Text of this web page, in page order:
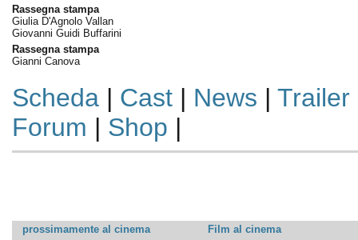
Rassegna stampa
Giulia D'Agnolo Vallan
Giovanni Guidi Buffarini
Rassegna stampa
Gianni Canova
Scheda| Cast| News | Trailer
Forum | Shop |
prossimamente al cinema
Film al cinema